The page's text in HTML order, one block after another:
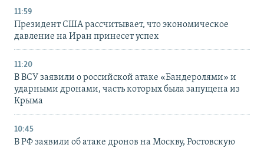
11:59
Президент США рассчитывает, что экономическое
давление на Иран принесет успех
11:20
В ВСУ заявили о российской атаке «Бандеролями» и
ударными дронами, часть которых была запущена из
Крыма
10:45
В РФ заявили об атаке дронов на Москву, Ростовскую